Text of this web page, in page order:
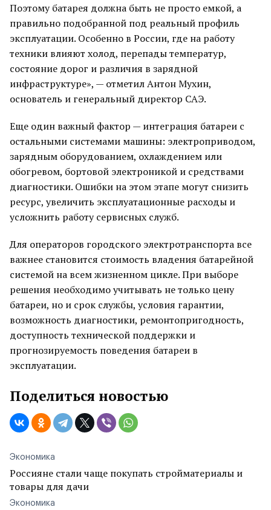
Поэтому батарея должна быть не просто емкой, а
правильно подобранной под реальный профиль
эксплуатации. Особенно в России, где на работу
техники влияют холод, перепады температур,
состояние дорог и различия в зарядной
инфраструктуре», — отметил Антон Мухин,
основатель и генеральный директор САЭ.
Еще один важный фактор — интеграция батареи с
остальными системами машины: электроприводом,
зарядным оборудованием, охлаждением или
обогревом, бортовой электроникой и средствами
диагностики. Ошибки на этом этапе могут снизить
ресурс, увеличить эксплуатационные расходы и
усложнить работу сервисных служб.
Для операторов городского электротранспорта все
важнее становится стоимость владения батарейной
системой на всем жизненном цикле. При выборе
решения необходимо учитывать не только цену
батареи, но и срок службы, условия гарантии,
возможность диагностики, ремонтопригодность,
доступность технической поддержки и
прогнозируемость поведения батареи в
эксплуатации.
Поделиться новостью
Экономика
Россияне стали чаще покупать стройматериалы и
товары для дачи
Экономика